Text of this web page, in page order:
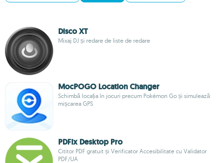
Disco XT
Mixaj DJ și redare de liste de redare
MocPOGO Location Changer
Schimbă locația în jocuri precum Pokémon Go și simulează
mișcarea GPS
PDFix Desktop Pro
Cititor PDF gratuit și Verificator Accesibilitate cu Validator
PDF/UA